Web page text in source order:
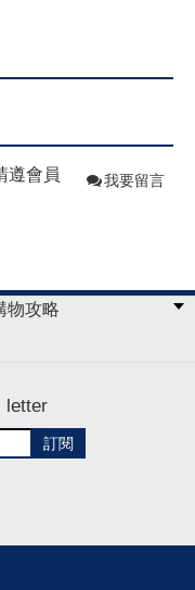
遵會員
我要留言
物攻略
letter
訂閱